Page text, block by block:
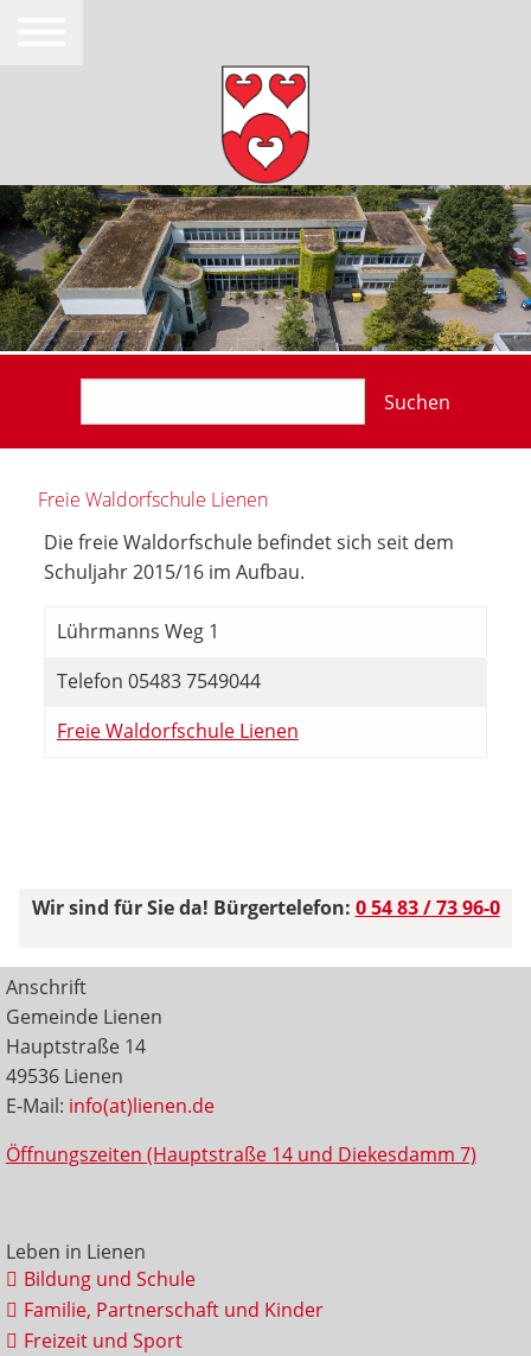
Suchen
Freie Waldorfschule Lienen
Die freie Waldorfschule befindet sich seit dem
Schuljahr 2015/16 im Aufbau.
Lührmanns Weg 1
Telefon 05483 7549044
Freie Waldorfschule Lienen
Wir sind für Sie da! Bürgertelefon: 0 54 83 / 73 96-0
Anschrift
Gemeinde Lienen
Hauptstraße 14
49536 Lienen
E-Mail: info(at)lienen.de
Öffnungszeiten (Hauptstraße 14 und Diekesdamm 7)
Leben in Lienen
Bildung und Schule
Familie, Partnerschaft und Kinder
Freizeit und Sport